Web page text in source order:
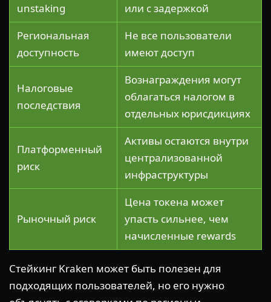
unstaking
или с задержкой
Региональная
доступность
Не все пользователи
имеют доступ
Налоговые
последствия
Вознаграждения могут
облагаться налогом в
отдельных юрисдикциях
Платформенный
риск
Активы остаются внутри
централизованной
инфраструктуры
Рыночный риск
Цена токена может
упасть сильнее, чем
начисленные rewards
Стейкинг Kraken может быть полезен для
подходящих пользователей, но его нужно